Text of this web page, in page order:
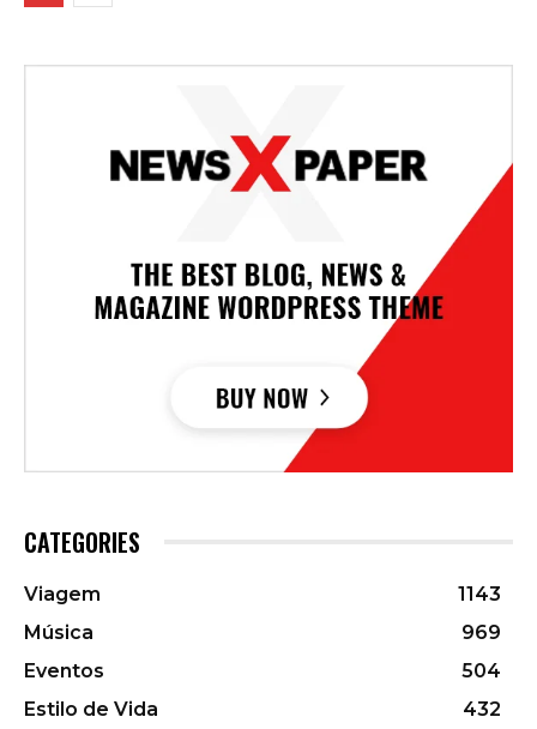
CATEGORIES
Viagem
1143
Música
969
Eventos
504
Estilo de Vida
432